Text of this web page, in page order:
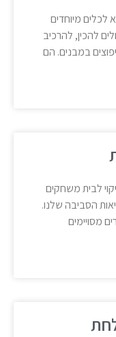
מיוחדים
להרכיב
במבנים. הם
לבית משחקים
הסביבה שלנו.